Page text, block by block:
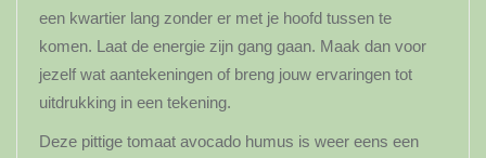
een kwartier lang zonder er met je hoofd tussen te
komen. Laat de energie zijn gang gaan. Maak dan voor
jezelf wat aantekeningen of breng jouw ervaringen tot
uitdrukking in een tekening.
Deze pittige tomaat avocado humus is weer eens een